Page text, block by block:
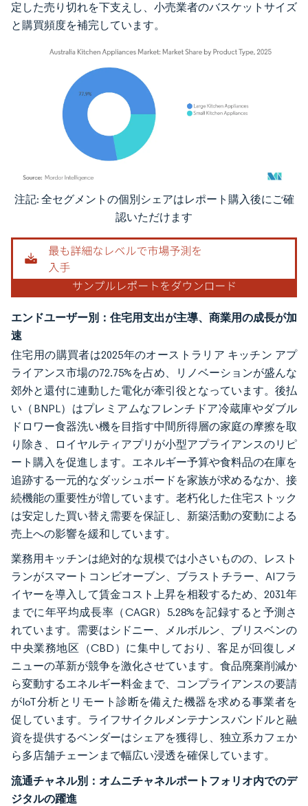
定した売り切れを下支えし、小売業者のバスケットサイズ
と購買頻度を補完しています。
画像 © Mordor Intelligence。再利用にはCC BY 4.0の表示が必要です。
注記: 全セグメントの個別シェアはレポート購入後にご確
認いただけます
エンドユーザー別：住宅用支出が主導、商業用の成長が加
速
住宅用の購買者は2025年のオーストラリア キッチン アプ
ライアンス市場の72.75%を占め、リノベーションが盛んな
郊外と還付に連動した電化が牽引役となっています。後払
い（BNPL）はプレミアムなフレンチドア冷蔵庫やダブル
ドロワー食器洗い機を目指す中間所得層の家庭の摩擦を取
り除き、ロイヤルティアプリが小型アプライアンスのリピ
ート購入を促進します。エネルギー予算や食料品の在庫を
追跡する一元的なダッシュボードを家族が求めるなか、接
続機能の重要性が増しています。老朽化した住宅ストック
は安定した買い替え需要を保証し、新築活動の変動による
売上への影響を緩和しています。
業務用キッチンは絶対的な規模では小さいものの、レスト
ランがスマートコンビオーブン、ブラストチラー、AIフラ
イヤーを導入して賃金コスト上昇を相殺するため、2031年
までに年平均成長率（CAGR）5.28%を記録すると予測さ
れています。需要はシドニー、メルボルン、ブリスベンの
中央業務地区（CBD）に集中しており、客足が回復しメ
ニューの革新が競争を激化させています。食品廃棄削減か
ら変動するエネルギー料金まで、コンプライアンスの要請
がIoT分析とリモート診断を備えた機器を求める事業者を
促しています。ライフサイクルメンテナンスバンドルと融
資を提供するベンダーはシェアを獲得し、独立系カフェか
ら多店舗チェーンまで幅広い浸透を確保しています。
流通チャネル別：オムニチャネルポートフォリオ内でのデ
ジタルの躍進